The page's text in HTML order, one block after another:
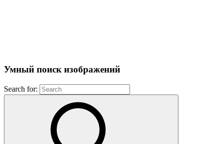
Умный поиск изображений
Search for: